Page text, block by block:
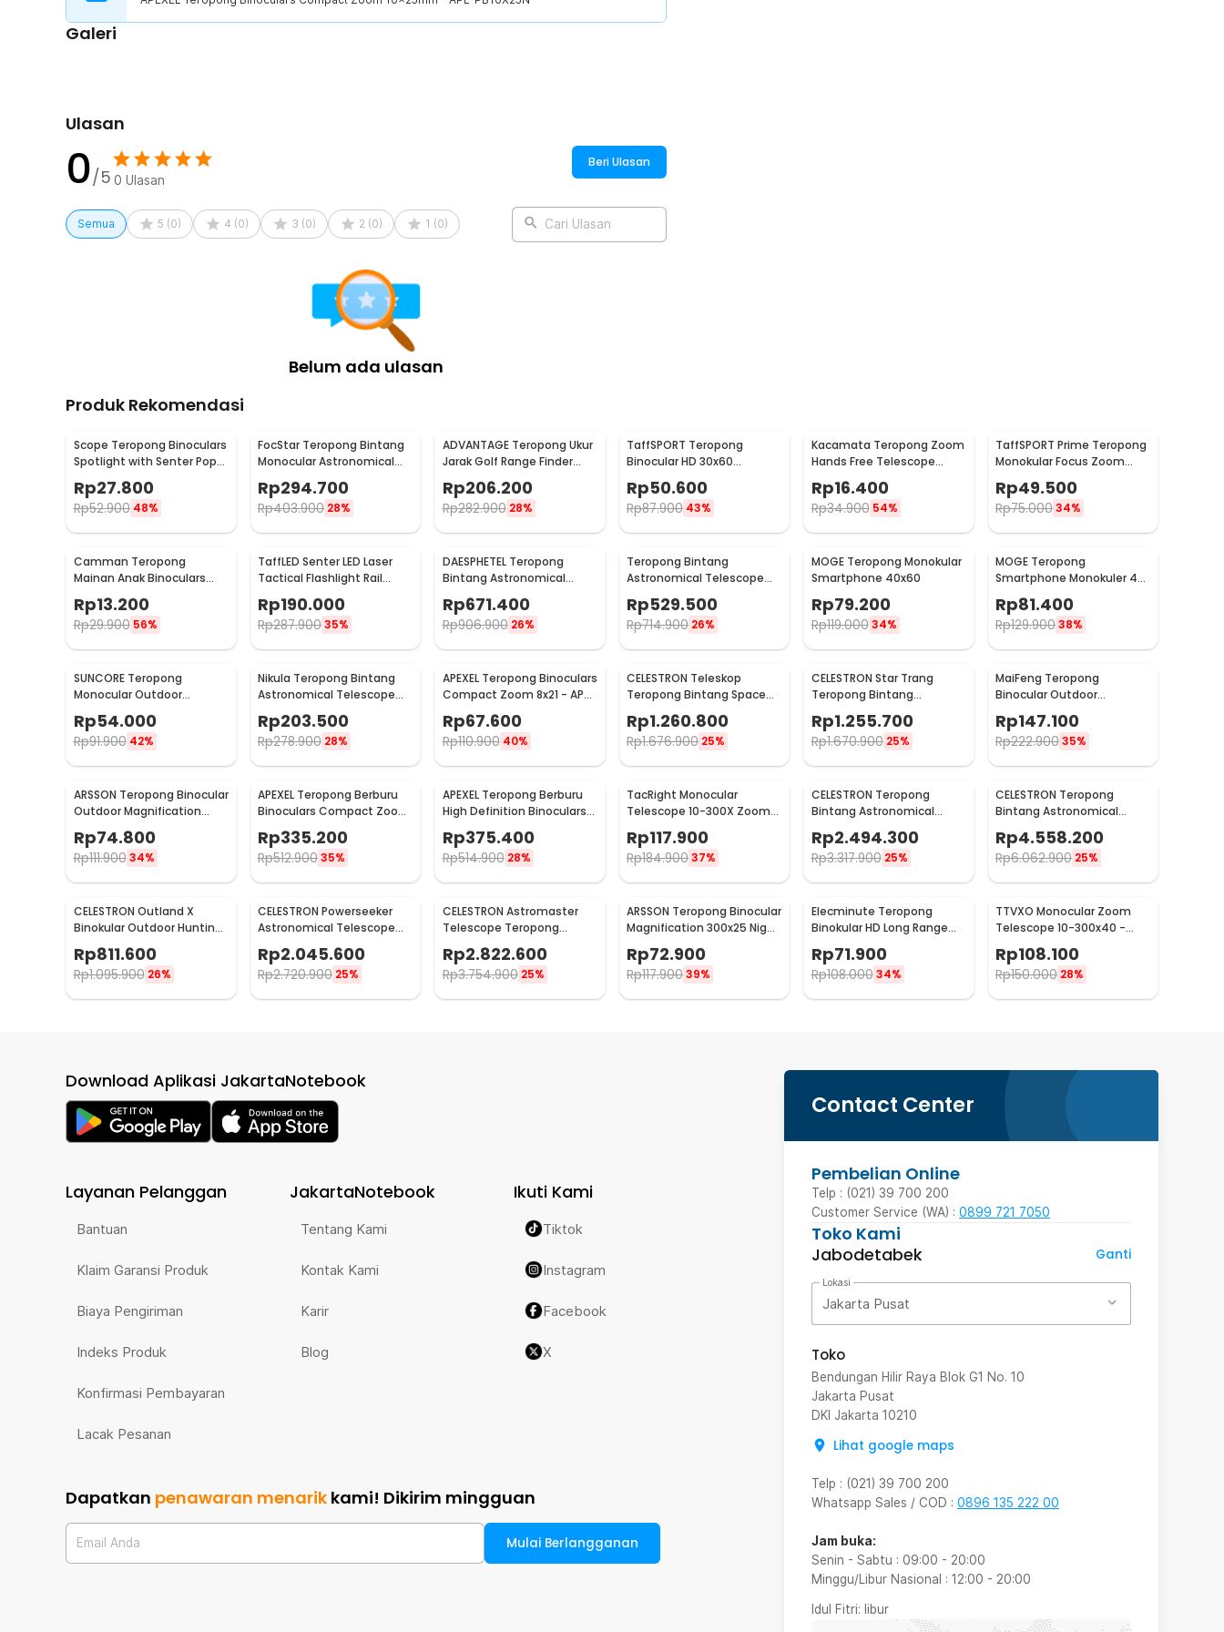
Galeri
Ulasan
0/5 0 Ulasan
Beri Ulasan
Semua 5 (0) 4 (0) 3 (0) 2 (0) 1 (0) Cari Ulasan
Belum ada ulasan
Produk Rekomendasi
Scope Teropong Binoculars
Spotlight with Senter Pop-
Up Light 4x30mm - JYW-
1226
Rp27.800
Rp52.900 48%
FocStar Teropong Bintang
Monocular Astronomical
F30070M
Rp294.700
Rp403.900 28%
ADVANTAGE Teropong Ukur
Jarak Golf Range Finder
Digital 7x18 - AD-964
Rp206.200
Rp282.900 28%
TaffSPORT Teropong
Binocular HD 30x60
Portable Outdoor
126M/1000M
Rp50.600
Rp87.900 43%
Kacamata Teropong Zoom
Hands Free Telescope
Glasses untuk Fishing -
HG00117
Rp16.400
Rp34.900 54%
TaffSPORT Prime Teropong
Monokular Focus Zoom
TF16
Rp49.500
Rp75.00034%
Camman Teropong
Mainan Anak Binoculars
Telescope 2.5x26 - 1138
Rp13.200
Rp29.900 56%
TaffLED Senter LED Laser
Tactical Flashlight Rail
Rp190.000
Rp287.90035%
DAESPHETEL Teropong
Bintang Astronomical
Telescope 700/76mm -
F70076
Rp671.400
Rp906.900 26%
Teropong Bintang
Astronomical Telescope
Rp529.500
Rp714.900 26%
MOGE Teropong Monokular
Smartphone 40x60
Rp79.200
Rp119.000 34%
MOGE Teropong
Smartphone Monokuler 40
x 60 Magnification Zoom -
KL1040
Rp81.400
Rp129.90038%
SUNCORE Teropong
Monocular Outdoor
Waterproof - 1040
Rp54.000
Rp91.900 42%
Nikula Teropong Bintang
Astronomical Telescope
360/50mm 90x - F36050
Rp203.500
Rp278.900 28%
APEXEL Teropong Binoculars
Compact Zoom 8x21 - APS-
Rp67.600
Rp110.900 40%
CELESTRON Teleskop
Teropong Bintang Space
Astronomical 80mm -
SCTW-80
Rp1.260.800
Rp1.676.900 25%
CELESTRON Star Trang
Teropong Bintang
Rp1.255.700
Rp1.670.900 25%
MaiFeng Teropong
Binocular Outdoor
160000M - A4163
Rp147.100
Rp222.90035%
ARSSON Teropong Binocular
Outdoor Magnification
22x25 Waterproof - PMT
Rp74.800
Rp111.900 34%
APEXEL Teropong Berburu
Binoculars Compact Zoom
10x42mm - APL-RB10X42
Rp335.200
Rp512.90035%
APEXEL Teropong Berburu
High Definition Binoculars
Compact Zoom 12x42 -
APL-RB12X42
Rp375.400
Rp514.900 28%
TacRight Monocular
Telescope 10-300X Zoom
Rp117.900
Rp184.90037%
CELESTRON Teropong
Bintang Astronomical
Telescope - Deluxe 80EQ
Rp2.494.300
Rp3.317.900 25%
CELESTRON Teropong
Bintang Astronomical
Telescope EQ2 Mount
910/90mm - Deluxe 90EQ
Rp4.558.200
Rp6.062.900 25%
CELESTRON Outland X
Binokular Outdoor Hunting
10x42 Waterproof - 71347
Rp811.600
Rp1.095.900 26%
CELESTRON Powerseeker
Astronomical Telescope
Teropong 80mm - 80EQ
Rp2.045.600
Rp2.720.900 25%
CELESTRON Astromaster
Telescope Teropong
Bintang Astronomical -
130EQ
Rp2.822.600
Rp3.754.900 25%
ARSSON Teropong Binocular
Magnification 300x25 Night
Rp72.900
Rp117.90039%
Elecminute Teropong
Binokular HD Long Range
Rp71.900
Rp108.000 34%
TTVXO Monocular Zoom
Telescope 10-300x40 -
Rp108.100
Rp150.000 28%
Contact Center
Pembelian Online
Telp : (021) 39 700 200
Customer Service (WA) : 0899 721 7050
Toko Kami
Jabodetabek
Ganti
Lokasi
Jakarta Pusat
Toko
Bendungan Hilir Raya Blok G1 No. 10
Jakarta Pusat
DKI Jakarta 10210
Lihat google maps
Telp : (021) 39 700 200
Whatsapp Sales / COD : 0896 135 222 00
Jam buka:
Senin - Sabtu : 09:00 - 20:00
Minggu/Libur Nasional : 12:00 - 20:00
Idul Fitri: libur
Download Aplikasi JakartaNotebook
Layanan Pelanggan
Bantuan
Klaim Garansi Produk
Biaya Pengiriman
Indeks Produk
Konfirmasi Pembayaran
Lacak Pesanan
JakartaNotebook
Tentang Kami
Kontak Kami
Karir
Blog
Ikuti Kami
Tiktok
Instagram
Facebook
X
Dapatkan penawaran menarik kami! Dikirim mingguan
Email Anda Mulai Berlangganan